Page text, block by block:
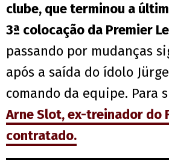
clube, que terminou a
3ª colocação da Premier
passando por mudanças
após a saída do ídolo
comando da equipe. Para
Arne Slot, ex-treinador do
contratado.